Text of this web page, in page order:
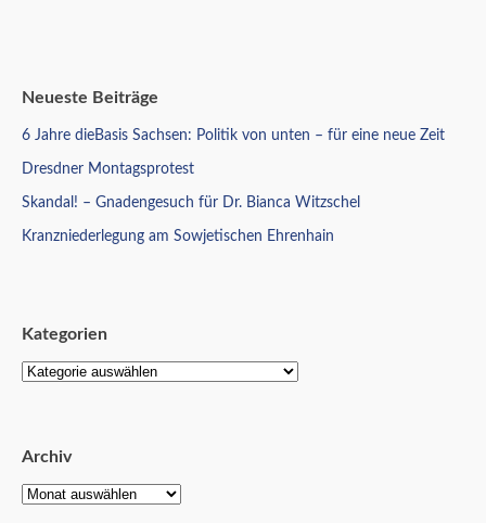
Neueste Beiträge
6 Jahre dieBasis Sachsen: Politik von unten – für eine neue Zeit
Dresdner Montagsprotest
Skandal! – Gnadengesuch für Dr. Bianca Witzschel
Kranzniederlegung am Sowjetischen Ehrenhain
Kategorien
Archiv